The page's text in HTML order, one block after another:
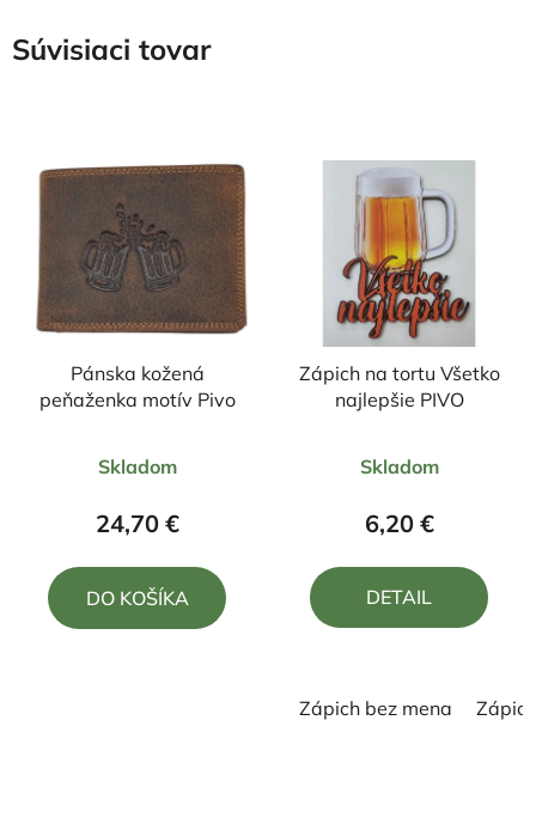
Súvisiaci tovar
Pánska kožená
peňaženka motív Pivo
hodnotenie
produktu
5,0
z
Skladom
24,70 €
DO KOŠÍKA
Zápich na tortu Všetko
najlepšie PIVO
hodnotenie
produktu
5,0
z
Skladom
6,20 €
DETAIL
Zápich bez mena